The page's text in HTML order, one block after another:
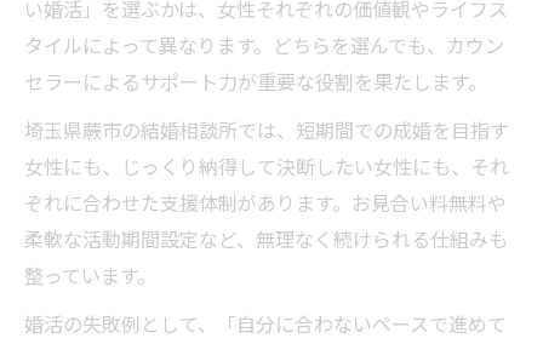
い婚活」を選ぶかは、女性それぞれの価値観やライフス
タイルによって異なります。どちらを選んでも、カウン
セラーによるサポート力が重要な役割を果たします。
埼玉県蕨市の結婚相談所では、短期間での成婚を目指す
女性にも、じっくり納得して決断したい女性にも、それ
ぞれに合わせた支援体制があります。お見合い料無料や
柔軟な活動期間設定など、無理なく続けられる仕組みも
整っています。
婚活の失敗例として、「自分に合わないペースで進めて